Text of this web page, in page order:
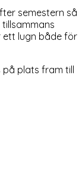
semestern så
ett lugn både för
på plats fram till